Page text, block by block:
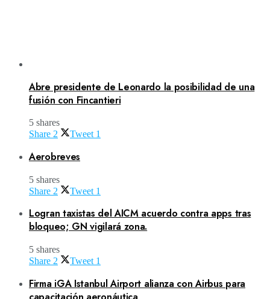
Abre presidente de Leonardo la posibilidad de una
fusión con Fincantieri
5 shares
Share 2 Tweet 1
Aerobreves
5 shares
Share 2 Tweet 1
Logran taxistas del AICM acuerdo contra apps tras
bloqueo; GN vigilará zona.
5 shares
Share 2 Tweet 1
Firma iGA Istanbul Airport alianza con Airbus para